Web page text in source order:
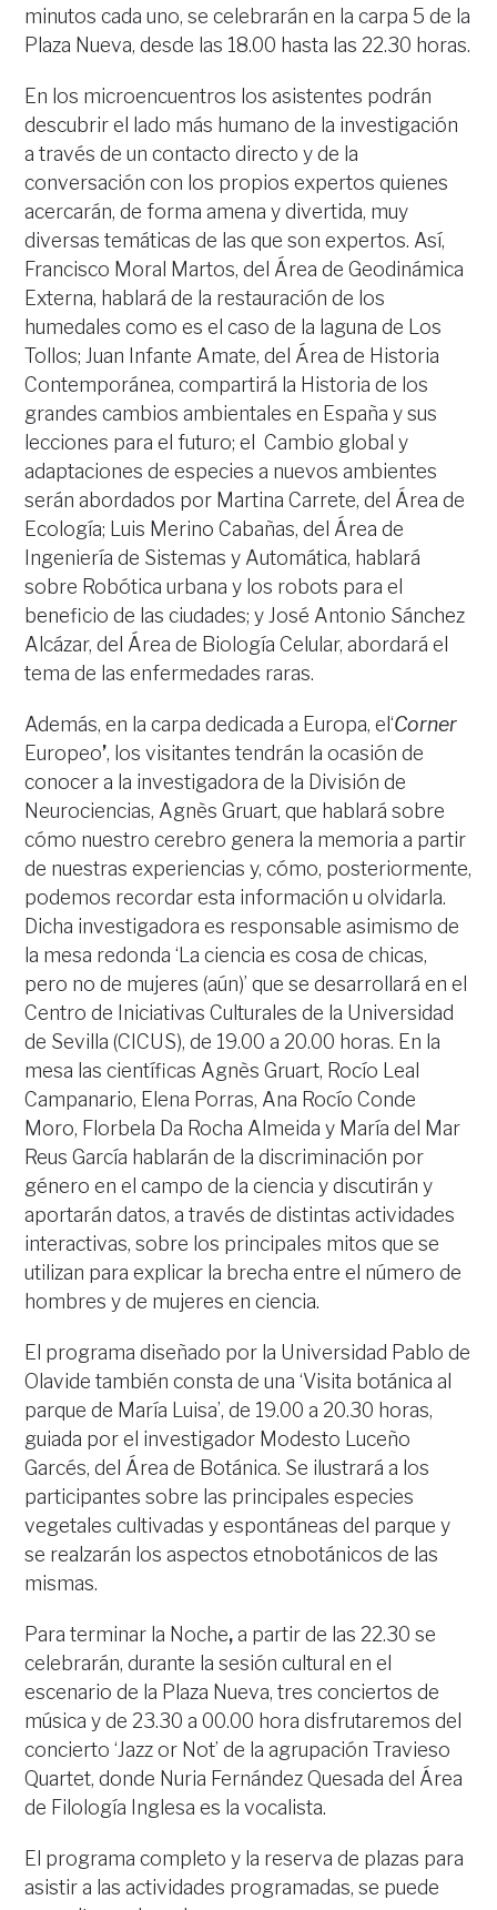
minutos cada uno, se celebrarán en la carpa 5 de la
Plaza Nueva, desde las 18.00 hasta las 22.30 horas.
En los microencuentros los asistentes podrán
descubrir el lado más humano de la investigación
a través de un contacto directo y de la
conversación con los propios expertos quienes
acercarán, de forma amena y divertida, muy
diversas temáticas de las que son expertos. Así,
Francisco Moral Martos, del Área de Geodinámica
Externa, hablará de la restauración de los
humedales como es el caso de la laguna de Los
Tollos; Juan Infante Amate, del Área de Historia
Contemporánea, compartirá la Historia de los
grandes cambios ambientales en España y sus
lecciones para el futuro; el Cambio global y
adaptaciones de especies a nuevos ambientes
serán abordados por Martina Carrete, del Área de
Ecología; Luis Merino Cabañas, del Área de
Ingeniería de Sistemas y Automática, hablará
sobre Robótica urbana y los robots para el
beneficio de las ciudades; y José Antonio Sánchez
Alcázar, del Área de Biología Celular, abordará el
tema de las enfermedades raras.
Además, en la carpa dedicada a Europa, el‘Corner
Europeo’, los visitantes tendrán la ocasión de
conocer a la investigadora de la División de
Neurociencias, Agnès Gruart, que hablará sobre
cómo nuestro cerebro genera la memoria a partir
de nuestras experiencias y, cómo, posteriormente,
podemos recordar esta información u olvidarla.
Dicha investigadora es responsable asimismo de
la mesa redonda ‘La ciencia es cosa de chicas,
pero no de mujeres (aún)’ que se desarrollará en el
Centro de Iniciativas Culturales de la Universidad
de Sevilla (CICUS), de 19.00 a 20.00 horas. En la
mesa las científicas Agnès Gruart, Rocío Leal
Campanario, Elena Porras, Ana Rocío Conde
Moro, Florbela Da Rocha Almeida y María del Mar
Reus García hablarán de la discriminación por
género en el campo de la ciencia y discutirán y
aportarán datos, a través de distintas actividades
interactivas, sobre los principales mitos que se
utilizan para explicar la brecha entre el número de
hombres y de mujeres en ciencia.
El programa diseñado por la Universidad Pablo de
Olavide también consta de una ‘Visita botánica al
parque de María Luisa’, de 19.00 a 20.30 horas,
guiada por el investigador Modesto Luceño
Garcés, del Área de Botánica. Se ilustrará a los
participantes sobre las principales especies
vegetales cultivadas y espontáneas del parque y
se realzarán los aspectos etnobotánicos de las
mismas.
Para terminar la Noche,a partir de las 22.30 se
celebrarán, durante la sesión cultural en el
escenario de la Plaza Nueva, tres conciertos de
música y de 23.30 a 00.00 hora disfrutaremos del
concierto ‘Jazz or Not’ de la agrupación Travieso
Quartet, donde Nuria Fernández Quesada del Área
de Filología Inglesa es la vocalista.
El programa completo y la reserva de plazas para
asistir a las actividades programadas, se puede